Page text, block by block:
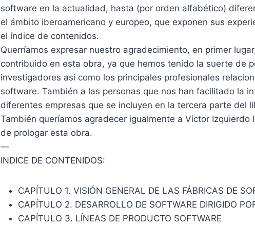
software en la actualidad, hasta (por orden alfabético)
el ámbito iberoamericano y europeo, que exponen sus
el índice de contenidos.
Querríamos expresar nuestro agradecimiento, en primer
contribuido en esta obra, ya que hemos tenido la suerte de
investigadores así como los principales profesionales
software. También a las personas que nos han facilitado la
diferentes empresas que se incluyen en la tercera parte del
También queríamos agradecer igualmente a Víctor
de prologar esta obra.
—
INDICE DE CONTENIDOS:
CAPÍTULO 1. VISIÓN GENERAL DE LAS FÁBRICAS DE
CAPÍTULO 2. DESARROLLO DE SOFTWARE DIRIGIDO
CAPÍTULO 3. LÍNEAS DE PRODUCTO SOFTWARE